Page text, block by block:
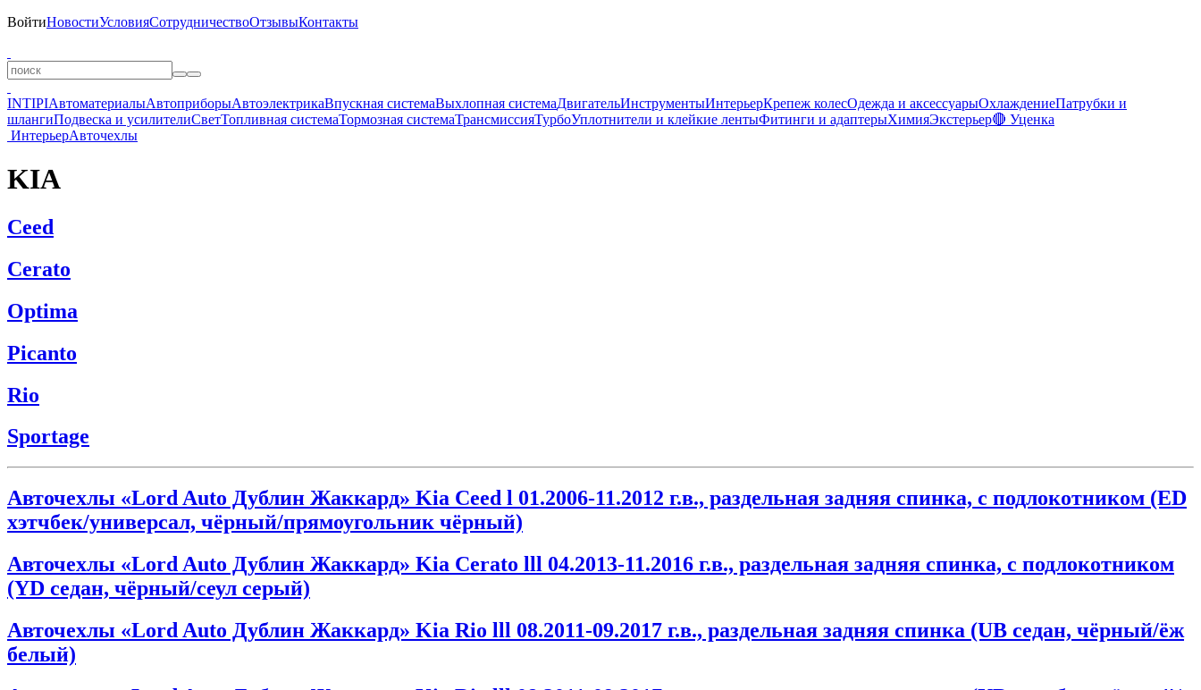
ВойтиНовостиУсловияСотрудничествоОтзывыКонтакты
INTIPIАвтоматериалыАвтоприборыАвтоэлектрикаВпускная системаВыхлопная системаДвигательИнструментыИнтерьерКрепеж колесОдежда и аксессуарыОхлаждениеПатрубки и
шлангиПодвеска и усилителиСветТопливная системаТормозная системаТрансмиссияТурбоУплотнители и клейкие лентыФитинги и адаптерыХимияЭкстерьер🔴 Уценка
ИнтерьерАвточехлы
KIA
Ceed
Cerato
Optima
Picanto
Rio
Sportage
Авточехлы «Lord Auto Дублин Жаккард» Kia Ceed l 01.2006-11.2012 г.в., раздельная задняя спинка, с подлокотником (ED
хэтчбек/универсал, чёрный/прямоугольник чёрный)
Авточехлы «Lord Auto Дублин Жаккард» Kia Cerato lll 04.2013-11.2016 г.в., раздельная задняя спинка, с подлокотником
(YD седан, чёрный/сеул серый)
Авточехлы «Lord Auto Дублин Жаккард» Kia Rio lll 08.2011-09.2017 г.в., раздельная задняя спинка (UB седан, чёрный/ёж
белый)